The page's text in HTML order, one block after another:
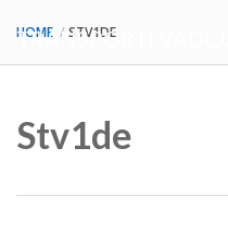
TRANSPORTI VADLJA
HOME STV1DE
Stv1de